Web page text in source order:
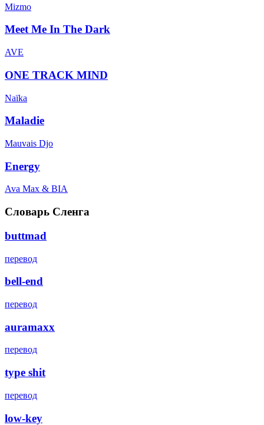
Mizmo
Meet Me In The Dark
AVE
ONE TRACK MIND
Naïka
Maladie
Mauvais Djo
Energy
Ava Max & BIA
Словарь Сленга
buttmad
перевод
bell-end
перевод
auramaxx
перевод
type shit
перевод
low-key